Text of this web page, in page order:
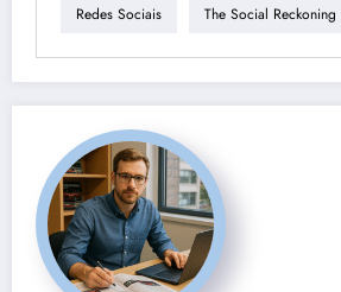
Redes Sociais The Social Reckoning